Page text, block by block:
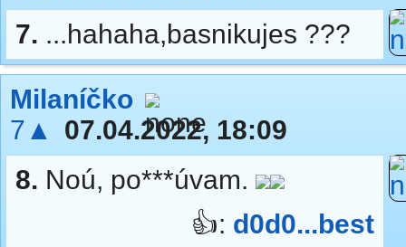
7. ...hahaha,basnikujes ???
Milaníčko
7▲
07.04.2022, 18:09
8. Noú, po***úvam.
👍: d0d0...best